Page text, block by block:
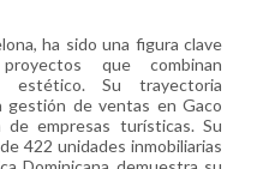
ha sido una figura clave
que combinan
estético. Su trayectoria
gestión de ventas en Gaco
empresas turísticas. Su
422 unidades inmobiliarias